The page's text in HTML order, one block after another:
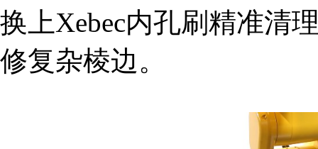
换上Xebec内孔刷精准清
修复杂棱边。